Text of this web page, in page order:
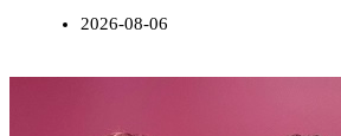
2026-08-06